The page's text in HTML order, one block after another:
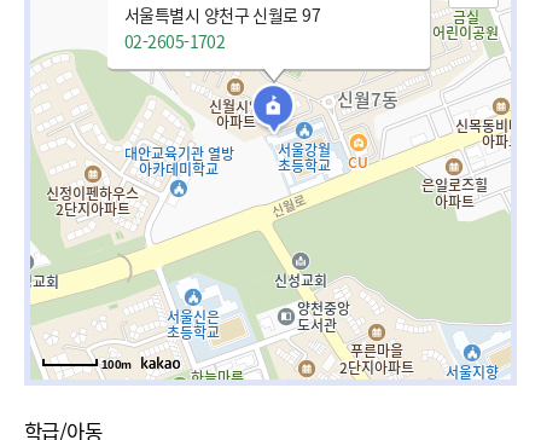
서울특별시 양천구 신월로 97
02-2605-1702
100m
학급/아동